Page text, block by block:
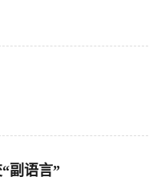
副语言”